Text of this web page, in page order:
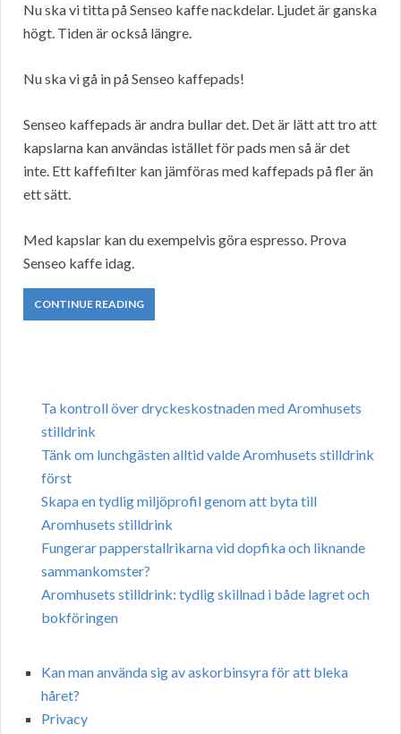
Nu ska vi titta på Senseo kaffe nackdelar. Ljudet är ganska
högt. Tiden är också längre.
Nu ska vi gå in på Senseo kaffepads!
Senseo kaffepads är andra bullar det. Det är lätt att tro att
kapslarna kan användas istället för pads men så är det
inte. Ett kaffefilter kan jämföras med kaffepads på fler än
ett sätt.
Med kapslar kan du exempelvis göra espresso. Prova
Senseo kaffe idag.
CONTINUE READING
Ta kontroll över dryckeskostnaden med Aromhusets
stilldrink
Tänk om lunchgästen alltid valde Aromhusets stilldrink
först
Skapa en tydlig miljöprofil genom att byta till
Aromhusets stilldrink
Fungerar papperstallrikarna vid dopfika och liknande
sammankomster?
Aromhusets stilldrink: tydlig skillnad i både lagret och
bokföringen
Kan man använda sig av askorbinsyra för att bleka
håret?
Privacy